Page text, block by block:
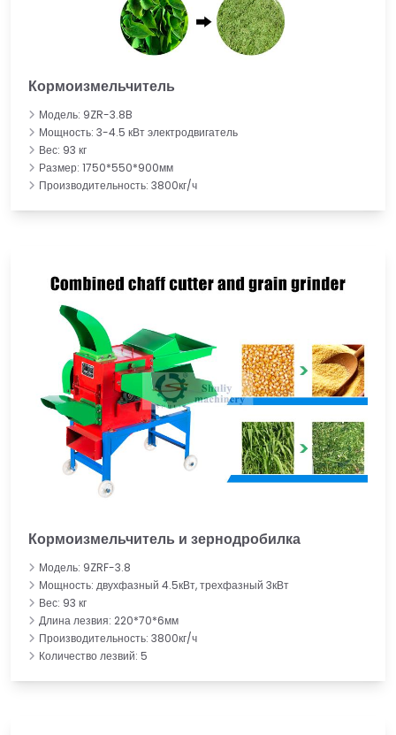
Кормоизмельчитель
Модель: 9ZR-3.8B
Мощность: 3-4.5 кВт электродвигатель
Вес: 93 кг
Размер: 1750*550*900мм
Производительность: 3800кг/ч
Кормоизмельчитель и зернодробилка
Модель: 9ZRF-3.8
Мощность: двухфазный 4.5кВт, трехфазный 3кВт
Вес: 93 кг
Длина лезвия: 220*70*6мм
Производительность: 3800кг/ч
Количество лезвий: 5